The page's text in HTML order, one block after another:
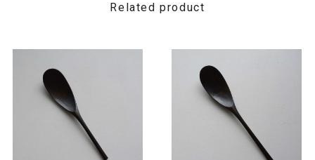
Related product